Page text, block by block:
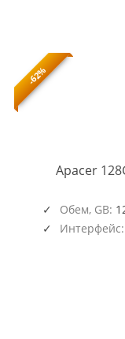
-62%
Apacer
Обем, GB:
Интерфейс: